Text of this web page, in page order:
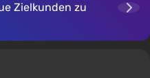
Zielkunden zu